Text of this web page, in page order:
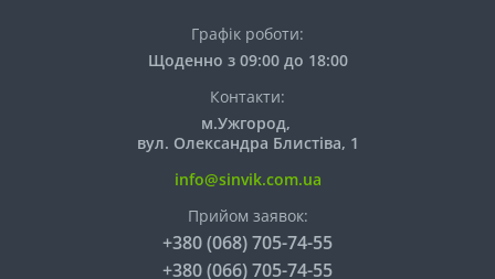
Графік роботи:
Щоденно з 09:00 до 18:00
Контакти:
м.Ужгород,
вул. Олександра Блистіва, 1
info@sinvik.com.ua
Прийом заявок:
+380 (068) 705-74-55
+380 (066) 705-74-55